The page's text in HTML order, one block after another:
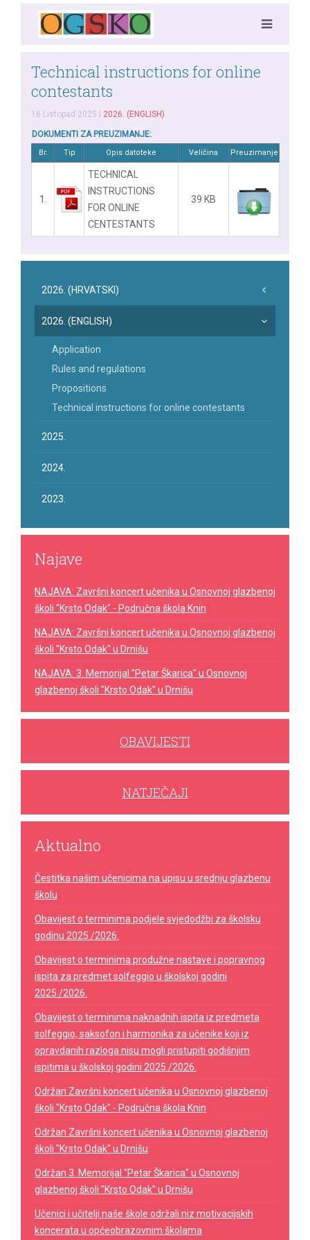
Technical instructions for online
contestants
16 Listopad 2025 2026. (ENGLISH)
DOKUMENTI ZA PREUZIMANJE:
Br. Tip Opis datoteke Veličina Preuzimanje
1.
TECHNICAL
INSTRUCTIONS
FOR ONLINE
CENTESTANTS
39 KB
2026. (HRVATSKI)
2026. (ENGLISH)
Application
Rules and regulations
Propositions
Technical instructions for online contestants
2025.
2024.
2023.
Najave
NAJAVA: Završni koncert učenika u Osnovnoj glazbenoj
školi "Krsto Odak" - Područna škola Knin
NAJAVA: Završni koncert učenika u Osnovnoj glazbenoj
školi "Krsto Odak" u Drnišu
NAJAVA: 3. Memorijal "Petar Škarica" u Osnovnoj
glazbenoj školi "Krsto Odak" u Drnišu
OBAVIJESTI
NATJEČAJI
Aktualno
Čestitka našim učenicima na upisu u srednju glazbenu
školu
Obavijest o terminima podjele svjedodžbi za školsku
godinu 2025./2026.
Obavijest o terminima produžne nastave i popravnog
ispita za predmet solfeggio u školskoj godini
2025./2026.
Obavijest o terminima naknadnih ispita iz predmeta
solfeggio, saksofon i harmonika za učenike koji iz
opravdanih razloga nisu mogli pristupiti godišnjim
ispitima u školskoj godini 2025./2026.
Održan Završni koncert učenika u Osnovnoj glazbenoj
školi "Krsto Odak" - Područna škola Knin
Održan Završni koncert učenika u Osnovnoj glazbenoj
školi "Krsto Odak" u Drnišu
Održan 3. Memorijal "Petar Škarica" u Osnovnoj
glazbenoj školi "Krsto Odak" u Drnišu
Učenici i učitelji naše škole održali niz motivacijskih
koncerata u općeobrazovnim školama